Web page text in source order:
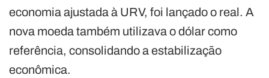
economia ajustada à URV, foi lançado o real. A
nova moeda também utilizava o dólar como
referência, consolidando a estabilização
econômica.